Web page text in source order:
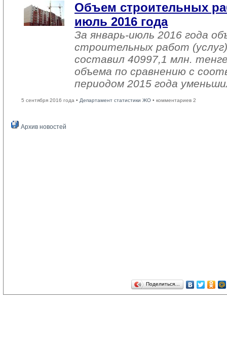
Объем строительных
июль 2016 года
За январь-июль 2016 года
строительных работ
составил 40997,1 млн.
объема по сравнению с
периодом 2015 года
5 сентября 2016 года • Департамент статистики ЖО • комментариев 2
Архив новостей
Поделиться…